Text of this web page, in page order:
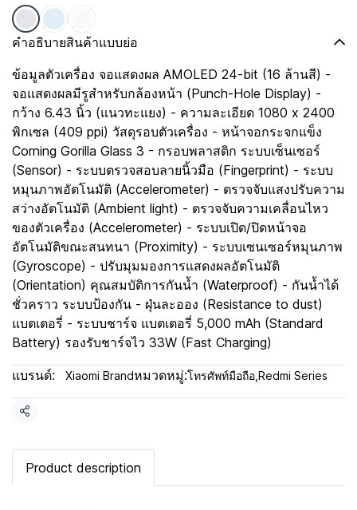
คำอธิบายสินค้าแบบย่อ
ข้อมูลตัวเครื่อง จอแสดงผล AMOLED 24-bit (16 ล้านสี) -
จอแสดงผลมีรูสำหรับกล้องหน้า (Punch-Hole Display) -
กว้าง 6.43 นิ้ว (แนวทะแยง) - ความละเอียด 1080 x 2400
พิกเซล (409 ppi) วัสดุรอบตัวเครื่อง - หน้าจอกระจกแข็ง
Corning Gorilla Glass 3 - กรอบพลาสติก ระบบเซ็นเซอร์
(Sensor) - ระบบตรวจสอบลายนิ้วมือ (Fingerprint) - ระบบ
หมุนภาพอัตโนมัติ (Accelerometer) - ตรวจจับแสงปรับความ
สว่างอัตโนมัติ (Ambient light) - ตรวจจับความเคลื่อนไหว
ของตัวเครื่อง (Accelerometer) - ระบบเปิด/ปิดหน้าจอ
อัตโนมัติขณะสนทนา (Proximity) - ระบบเซนเซอร์หมุนภาพ
(Gyroscope) - ปรับมุมมองการแสดงผลอัตโนมัติ
(Orientation) คุณสมบัติการกันน้ำ (Waterproof) - กันน้ำได้
ชั่วคราว ระบบป้องกัน - ฝุ่นละออง (Resistance to dust)
แบตเตอรี่ - ระบบชาร์จ แบตเตอรี่ 5,000 mAh (Standard
Battery) รองรับชาร์จไว 33W (Fast Charging)
แบรนด์: Xiaomi Brandหมวดหมู่:โทรศัพท์มือถือ Redmi Series
แชร์
Product description